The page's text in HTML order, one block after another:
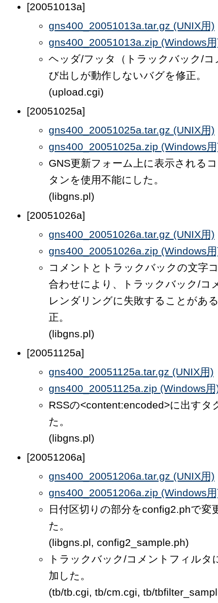
[20051013a]
gns400_20051013a.tar.gz (UNIX用)
gns400_20051013a.zip (Windows
ヘッダ/フッタ（トラックバック/コ
び出しが動作しないバグを修正。
(upload.cgi)
[20051025a]
gns400_20051025a.tar.gz (UNIX用)
gns400_20051025a.zip (Windows
GNS更新フォーム上に表示される
タンを使用不能にした。
(libgns.pl)
[20051026a]
gns400_20051026a.tar.gz (UNIX用)
gns400_20051026a.zip (Windows
コメントとトラックバックの文字
合わせにより、トラックバック/コ
レンダリングに失敗することがあ
正。
(libgns.pl)
[20051125a]
gns400_20051125a.tar.gz (UNIX用)
gns400_20051125a.zip (Windows用
RSSの<content:encoded>に出すタ
た。
(libgns.pl)
[20051206a]
gns400_20051206a.tar.gz (UNIX用)
gns400_20051206a.zip (Windows
日付区切りの部分をconfig2.phで変
た。
(libgns.pl, config2_sample.ph)
トラックバック/コメントフィルタ
加した。
(tb/tb.cgi, tb/cm.cgi, tb/